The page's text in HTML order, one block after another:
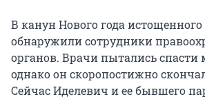
В канун Нового года истощенного
обнаружили сотрудники
органов. Врачи пытались спасти
однако он скоропостижно
Сейчас Иделевич и ее бывшего